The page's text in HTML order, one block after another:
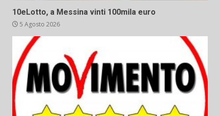
10eLotto, a Messina vinti 100mila euro
5 Agosto 2026